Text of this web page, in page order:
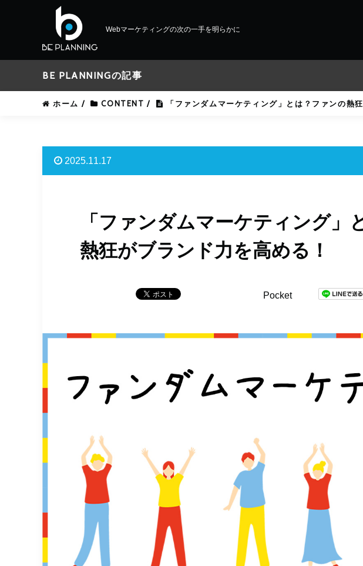
Webマーケティングの次の一手を明らかに
BE PLANNINGの記事
ホーム / CONTENT / 「ファンダムマーケティング」とは？ファンの熱
2025.11.17
「ファンダムマーケティング」
熱狂がブランド力を高める！
Pocket